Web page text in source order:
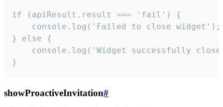
if (apiResult.result === 'fail') {
    console.log('Failed to close widget');
} else {
console.log('Widget successfully
}
showProactiveInvitation#